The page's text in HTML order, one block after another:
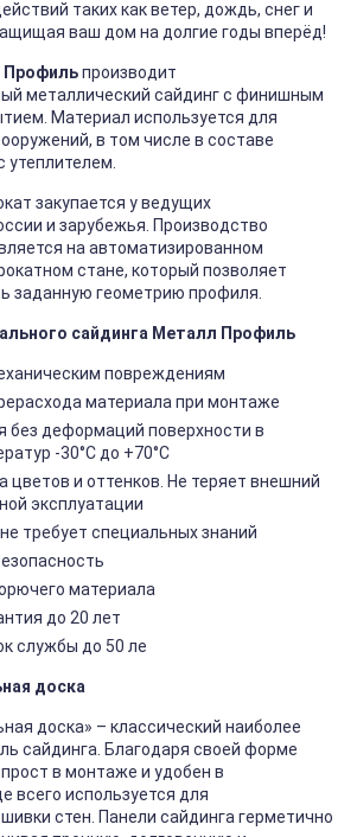
таких как ветер, дождь, снег и
ваш дом на долгие годы вперёд!
Профильпроизводит
металлический сайдинг с финишным
Материал используется для
в том числе в составе
закупается у ведущих
и зарубежья. Производство
на автоматизированном
стане, который позволяет
заданную геометрию профиля.
сайдинга Металл Профиль
повреждениям
материала при монтаже
без деформаций поверхности в
-30°C до +70°C
цветов и оттенков. Не теряет внешний
эксплуатации
требует специальных знаний
материала
до 20 лет
службы до 50 ле
доска
доска» – классический наиболее
сайдинга. Благодаря своей форме
в монтаже и удобен в
всего используется для
стен. Панели сайдинга герметично